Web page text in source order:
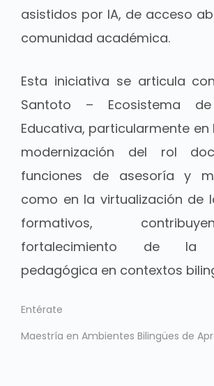
asistidos por IA, de acceso
comunidad académica.
Esta iniciativa se articula
Santoto – Ecosistema de
Educativa, particularmente en
modernización del rol
funciones de asesoría y
como en la virtualización de
formativos,
fortalecimiento de la
pedagógica en contextos
Entérate
Maestría en Ambientes Bilingües de